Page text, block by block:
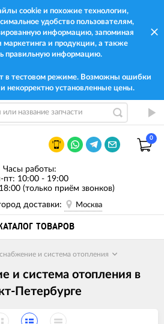
cookie и похожие технологии,
удобство пользователям,
информацию, запоминая
маркетинга и продукции, а также
правильную информацию.
в тестовом режиме. Возможны ошибки
некорректно установленные цены.
0
Часы работы:
пт: 10:00 - 19:00
(только приём звонков)
доставки:
Москва
ТОВАРОВ
и система отопления
и система отопления в
Петербурге